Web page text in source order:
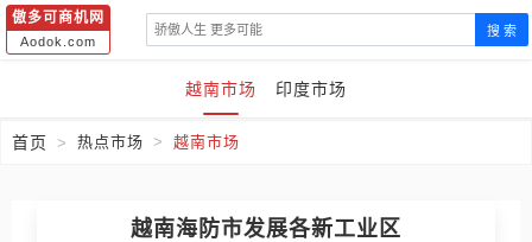
傲多可商机网
Aodok.com
搜 索
越南市场 印度市场
首页 热点市场 越南市场
越南海防市发展各新工业区